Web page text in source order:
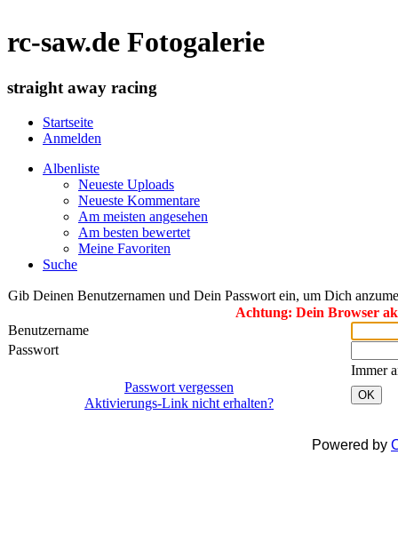
rc-saw.de Fotogalerie
straight away racing
Startseite
Anmelden
Albenliste
Neueste Uploads
Neueste Kommentare
Am meisten angesehen
Am besten bewertet
Meine Favoriten
Suche
Gib Deinen Benutzernamen und Dein Passwort ein, um Dich
Achtung: Dein Browser
Benutzername
Passwort
Immer
Passwort vergessen
Aktivierungs-Link nicht erhalten?
OK
Powered by